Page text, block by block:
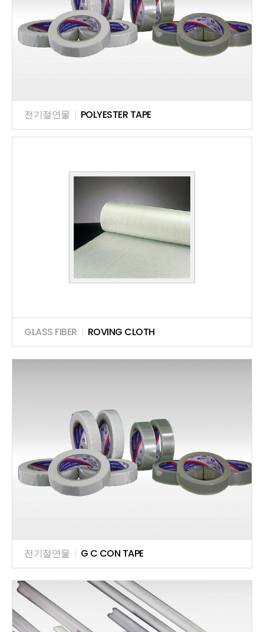
전기절연물 | POLYESTER TAPE
GLASS FIBER | ROVING CLOTH
전기절연물 | G C CON TAPE